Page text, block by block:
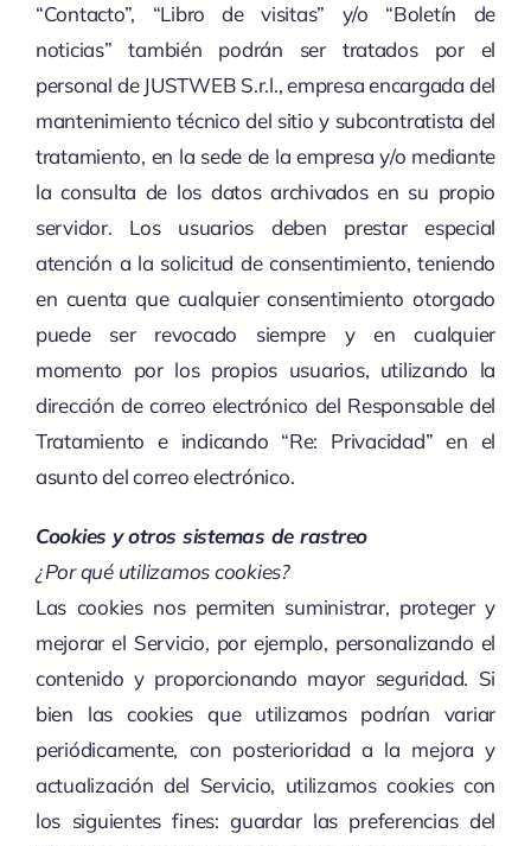
“Contacto”, “Libro de visitas” y/o “Boletín de
noticias” también podrán ser tratados por el
personal de JUSTWEB S.r.l., empresa encargada del
mantenimiento técnico del sitio y subcontratista del
tratamiento, en la sede de la empresa y/o mediante
la consulta de los datos archivados en su propio
servidor. Los usuarios deben prestar especial
atención a la solicitud de consentimiento, teniendo
en cuenta que cualquier consentimiento otorgado
puede ser revocado siempre y en cualquier
momento por los propios usuarios, utilizando la
dirección de correo electrónico del Responsable del
Tratamiento e indicando “Re: Privacidad” en el
asunto del correo electrónico.
Cookies y otros sistemas de rastreo
¿Por qué utilizamos cookies?
Las cookies nos permiten suministrar, proteger y
mejorar el Servicio, por ejemplo, personalizando el
contenido y proporcionando mayor seguridad. Si
bien las cookies que utilizamos podrían variar
periódicamente, con posterioridad a la mejora y
actualización del Servicio, utilizamos cookies con
los siguientes fines: guardar las preferencias del